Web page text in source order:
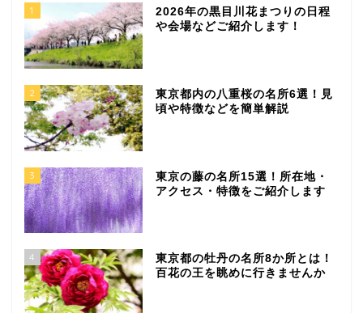
1
2026年の黒目川花まつりの日程
や会場などご紹介します！
2
東京都内の八重桜の名所6選！見
頃や特徴などを簡単解説
3
東京の藤の名所15選！所在地・
アクセス・特徴をご紹介します
4
東京都の牡丹の名所8か所とは！
百花の王を眺めに行きませんか